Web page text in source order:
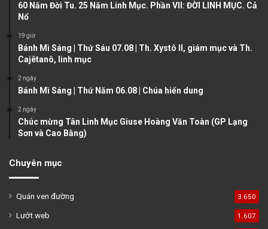
60 Năm Đời Tu. 25 Năm Linh Mục. Phần VII: ĐỜI LINH MỤC. Cả
Nổ
19 giờ
Bánh Mì Sáng | Thứ Sáu 07.08 | Th. Xystô II, giám mục và Th.
Cajêtanô, linh mục
2 ngày
Bánh Mì Sáng | Thứ Năm 06.08 | Chúa hiển dung
2 ngày
Chúc mừng Tân Linh Mục Giuse Hoàng Văn Toàn (GP Lạng
Sơn và Cao Bằng)
Chuyên mục
Quán ven đường 3.650
Lướt web 1.607